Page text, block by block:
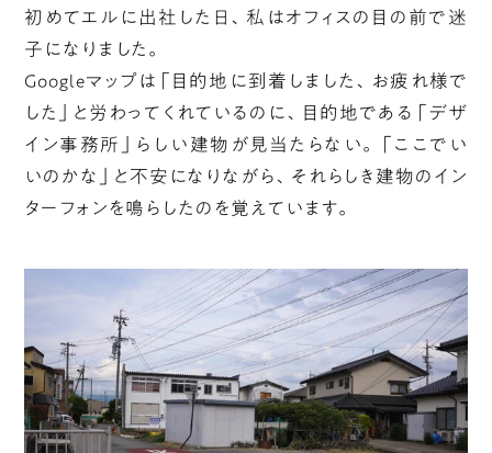
初めてエルに出社した日、私はオフィスの目の前で迷
子になりました。
Googleマップは「目的地に到着しました、お疲れ様で
した」と労わってくれているのに、目的地である「デザ
イン事務所」らしい建物が見当たらない。「ここでい
いのかな」と不安になりながら、それらしき建物のイン
ターフォンを鳴らしたのを覚えています。